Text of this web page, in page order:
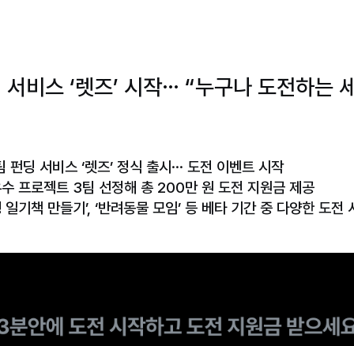
비스 ‘렛즈’ 시작… “누구나 도전하는
펀딩 서비스 ‘렛즈’ 정식 출시… 도전 이벤트 시작
프로젝트 3팀 선정해 총 200만 원 도전 지원금 제공
일기책 만들기’, ‘반려동물 모임’ 등 베타 기간 중 다양한 도